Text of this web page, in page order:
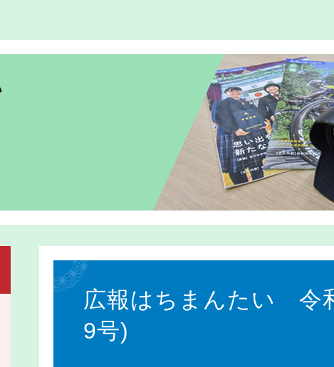
文
広報はちまんたい 令
9号)